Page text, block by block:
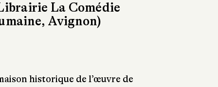
La Comédie
Avignon)
historique de l’œuvre de